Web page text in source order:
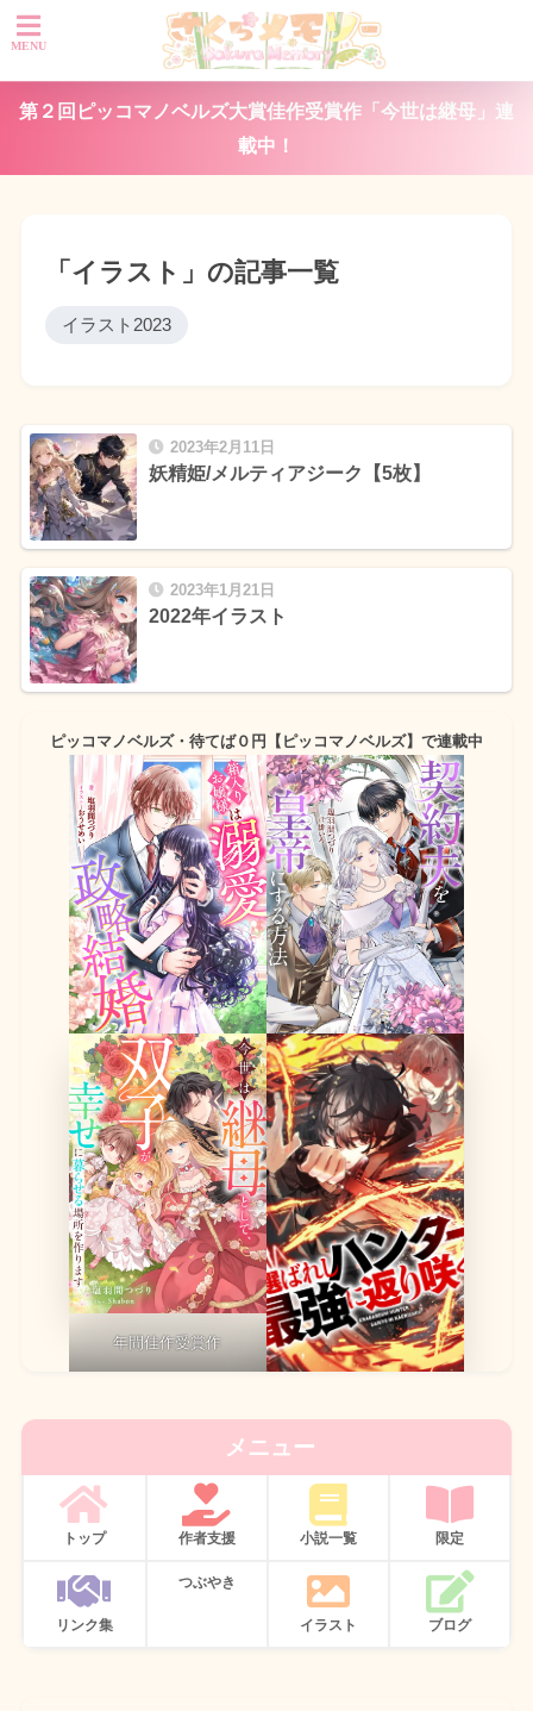
第２回ピッコマノベルズ大賞佳作受賞作「今世は継母」連
載中！
「イラスト」の記事一覧
イラスト2023
2023年2月11日
妖精姫/メルティアジーク【5枚】
2023年1月21日
2022年イラスト
ピッコマノベルズ・待てば０円【ピッコマノベルズ】で連載中
年間佳作受賞作
メニュー
トップ 作者支援 小説一覧 限定
リンク集
つぶやき
イラスト ブログ